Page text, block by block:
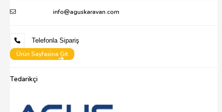
info@aguskaravan.com
Telefonla Sipariş
Ürün Sayfasina Git
Tedarikçi